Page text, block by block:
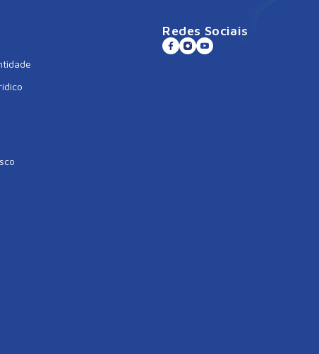
Redes Sociais